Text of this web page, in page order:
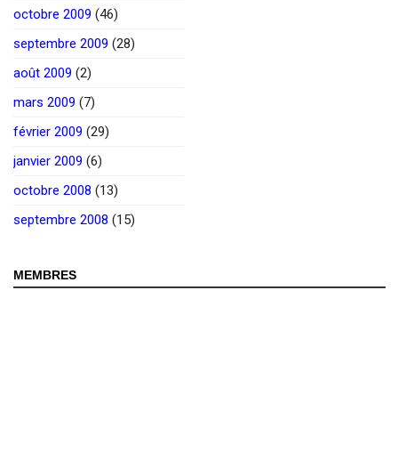
octobre 2009 (46)
septembre 2009 (28)
août 2009 (2)
mars 2009 (7)
février 2009 (29)
janvier 2009 (6)
octobre 2008 (13)
septembre 2008 (15)
MEMBRES